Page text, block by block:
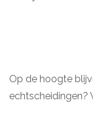
Op de hoogte
echtscheidingen?